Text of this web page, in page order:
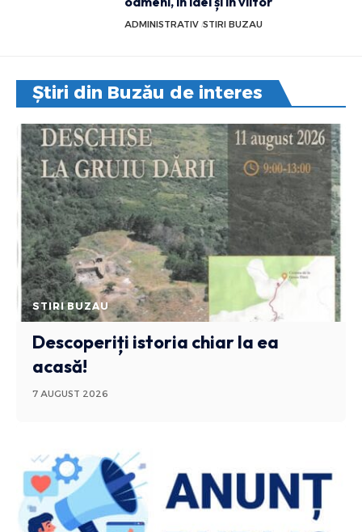
ADMINISTRATIV STIRI BUZAU
Știri din Buzău de interes
STIRI BUZAU
Descoperiți istoria chiar la ea
acasă!
7 AUGUST 2026